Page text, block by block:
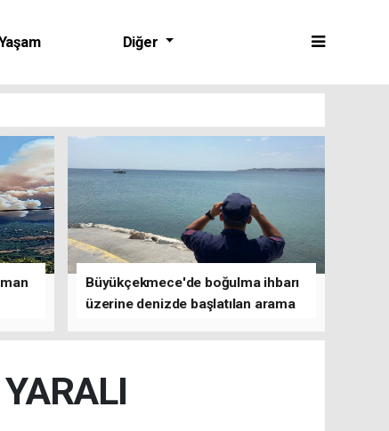
Diğer
Büyükçekmece'de boğulma ihbarı
üzerine denizde başlatılan arama